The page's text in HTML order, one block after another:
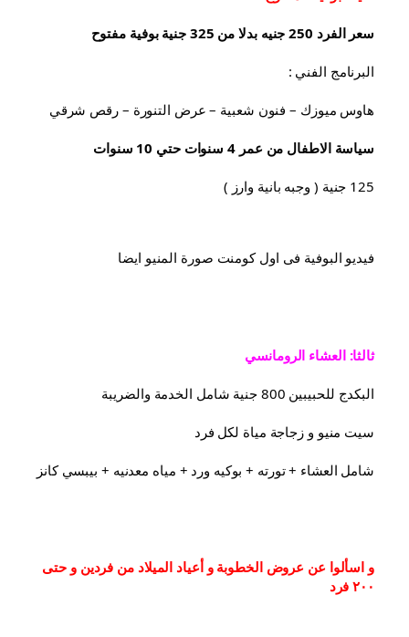
سعر الفرد 250 جنيه بدلا من 325 جنية بوفية مفتوح
البرنامج الفني :
هاوس ميوزك – فنون شعبية – عرض التنورة – رقص شرقي
سياسة الاطفال من عمر 4 سنوات حتي 10 سنوات
125 جنية ( وجبه بانية وارز )
فيديو البوفية فى اول كومنت صورة المنيو ايضا
ثالثا: العشاء الرومانسي
البكدج للحبيبين 800 جنية شامل الخدمة والضريبة
سيت منيو و زجاجة مياة لكل فرد
شامل العشاء⁦⁩ + تورته + بوكيه ورد + مياه معدنيه + بيبسي كانز
٢٠٠ فرد